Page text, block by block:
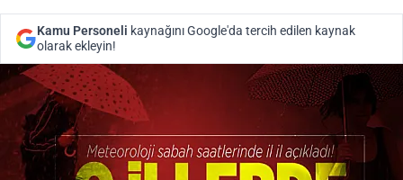
Kamu Personeli kaynağını Google'da tercih edilen kaynak
olarak ekleyin!